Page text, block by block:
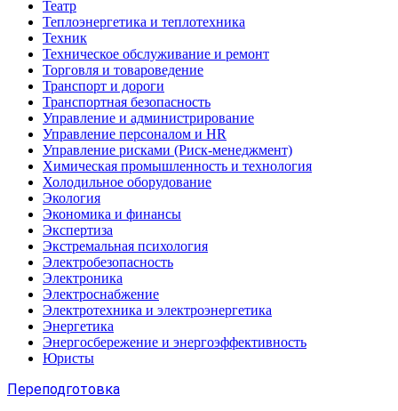
Театр
Теплоэнергетика и теплотехника
Техник
Техническое обслуживание и ремонт
Торговля и товароведение
Транспорт и дороги
Транспортная безопасность
Управление и администрирование
Управление персоналом и HR
Управление рисками (Риск-менеджмент)
Химическая промышленность и технология
Холодильное оборудование
Экология
Экономика и финансы
Экспертиза
Экстремальная психология
Электробезопасность
Электроника
Электроснабжение
Электротехника и электроэнергетика
Энергетика
Энергосбережение и энергоэффективность
Юристы
Переподготовка